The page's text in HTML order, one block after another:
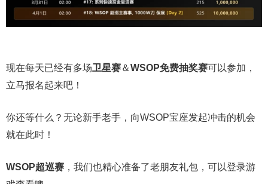
现在每天已经有多场卫星赛＆WSOP免费抽奖赛可以参加，
立马报名起来吧！
你还等什么？无论新手老手，向WSOP宝座发起冲击的机会
就在此时！
WSOP超巡赛 ，我们也精心准备了老朋友礼包，可以登录游